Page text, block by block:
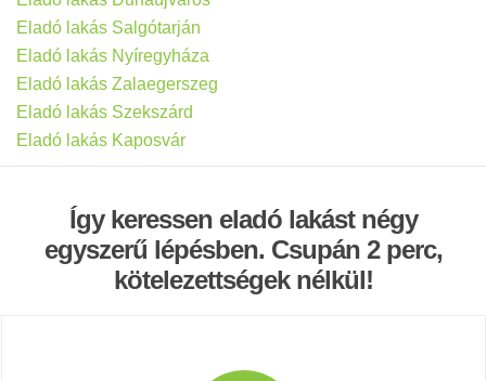
Eladó lakás Salgótarján
Eladó lakás Nyíregyháza
Eladó lakás Zalaegerszeg
Eladó lakás Szekszárd
Eladó lakás Kaposvár
Így keressen eladó lakást négy
egyszerű lépésben. Csupán 2 perc,
kötelezettségek nélkül!